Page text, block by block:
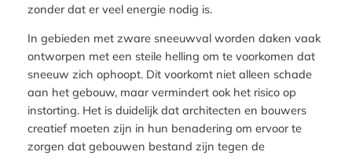
zonder dat er veel energie nodig is.
In gebieden met zware sneeuwval worden daken vaak
ontworpen met een steile helling om te voorkomen dat
sneeuw zich ophoopt. Dit voorkomt niet alleen schade
aan het gebouw, maar vermindert ook het risico op
instorting. Het is duidelijk dat architecten en bouwers
creatief moeten zijn in hun benadering om ervoor te
zorgen dat gebouwen bestand zijn tegen de